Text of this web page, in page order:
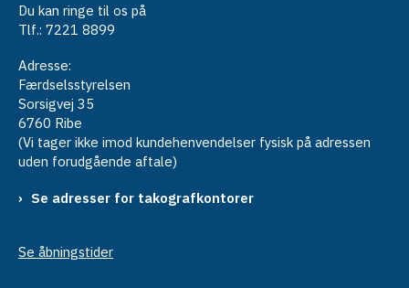
Du kan ringe til os på
Tlf.: 7221 8899
Adresse:
Færdselsstyrelsen
Sorsigvej 35
6760 Ribe
(Vi tager ikke imod kundehenvendelser fysisk på adressen
uden forudgående aftale)
Se adresser for takografkontorer
Se åbningstider